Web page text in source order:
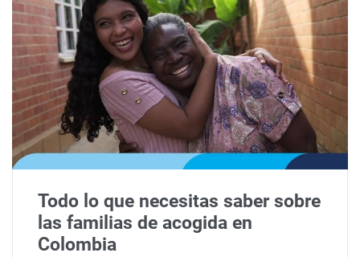
Todo lo que necesitas saber sobre
las familias de acogida en
Colombia